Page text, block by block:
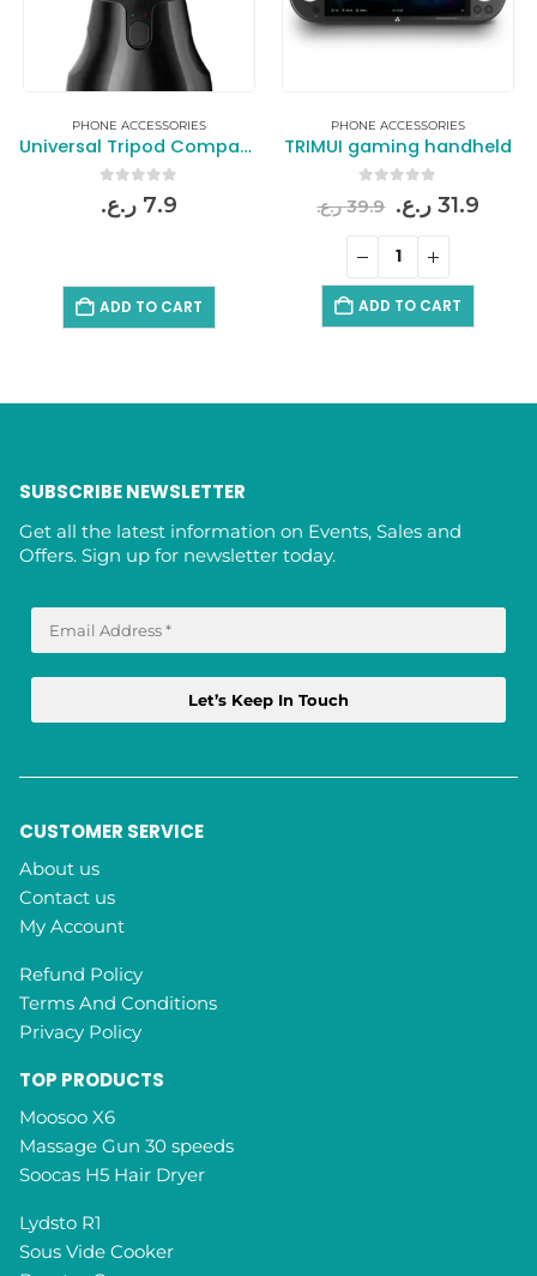
PHONE ACCESSORIES
Universal Tripod Compatible
out of 5
7.9 ر.ع.
ADD TO CART
PHONE ACCESSORIES
TRIMUI gaming handheld
39.9 ر.ع.
Original
price
was:
31.9 ر.ع.
ADD TO CART
SUBSCRIBE NEWSLETTER
Get all the latest information on Events, Sales and
Offers. Sign up for newsletter today.
E
a
i
A
s
*
CUSTOMER SERVICE
About us
Contact us
My Account
Refund Policy
Terms And Conditions
Privacy Policy
TOP PRODUCTS
Moosoo X6
Massage Gun 30 speeds
Soocas H5 Hair Dryer
Lydsto R1
Sous Vide Cooker